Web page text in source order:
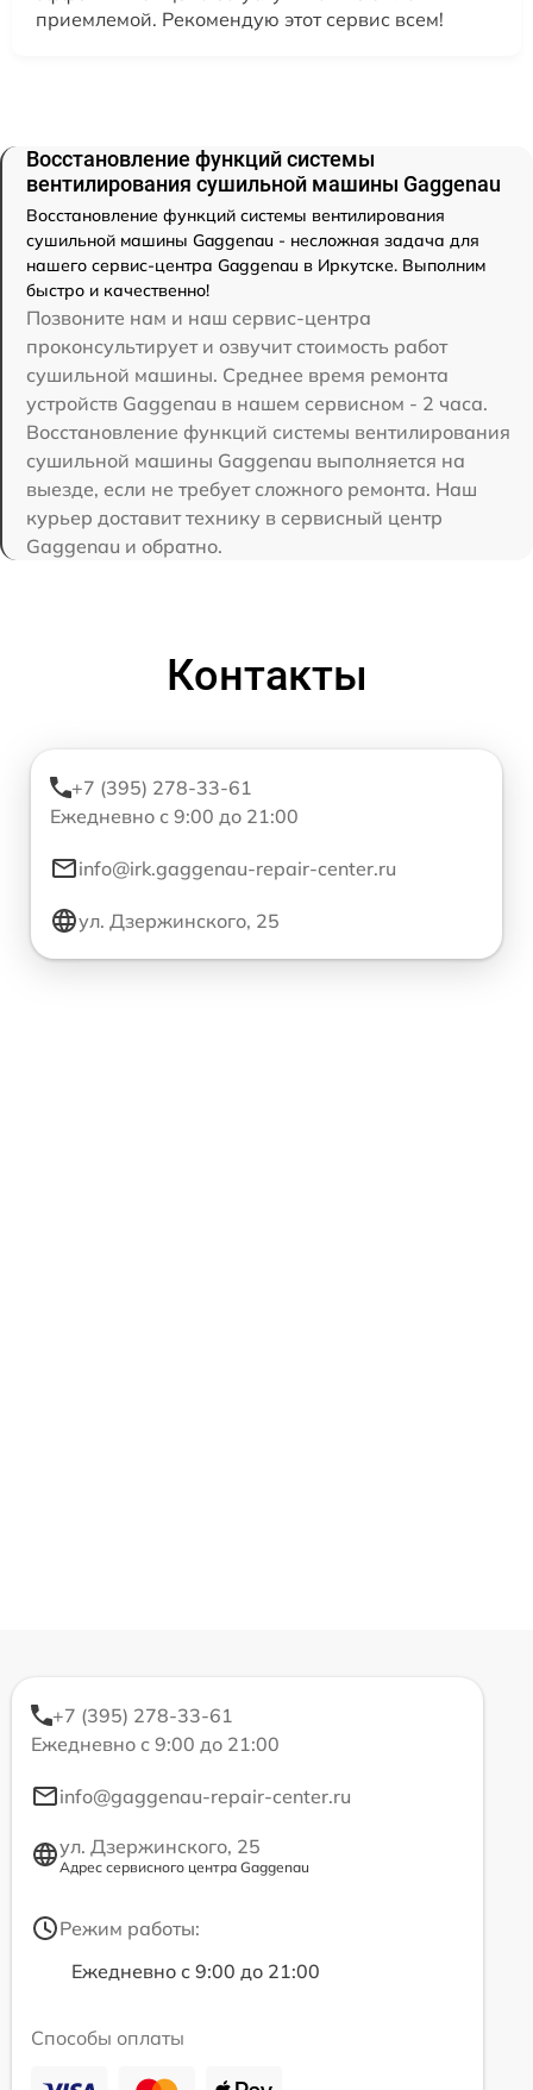
приемлемой. Рекомендую этот сервис всем!
Восстановление функций системы
вентилирования сушильной машины Gaggenau
Восстановление функций системы вентилирования
сушильной машины Gaggenau - несложная задача для
нашего сервис-центра Gaggenau в Иркутске. Выполним
быстро и качественно!
Позвоните нам и наш сервис-центра
проконсультирует и озвучит стоимость работ
сушильной машины. Среднее время ремонта
устройств Gaggenau в нашем сервисном - 2 часа.
Восстановление функций системы вентилирования
сушильной машины Gaggenau выполняется на
выезде, если не требует сложного ремонта. Наш
курьер доставит технику в сервисный центр
Gaggenau и обратно.
Контакты
+7 (395) 278-33-61
Ежедневно с 9:00 до 21:00
info@irk.gaggenau-repair-center.ru
ул. Дзержинского, 25
+7 (395) 278-33-61
Ежедневно с 9:00 до 21:00
info@gaggenau-repair-center.ru
ул. Дзержинского, 25
Адрес сервисного центра Gaggenau
Режим работы:
Ежедневно с 9:00 до 21:00
Способы оплаты